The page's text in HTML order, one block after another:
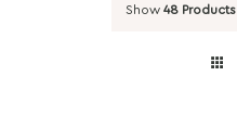
Show 48 Products